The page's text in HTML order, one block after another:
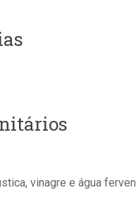
vinagre e água